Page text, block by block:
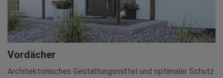
Vordächer
Architektonisches Gestaltungsmittel und optimaler Schutz